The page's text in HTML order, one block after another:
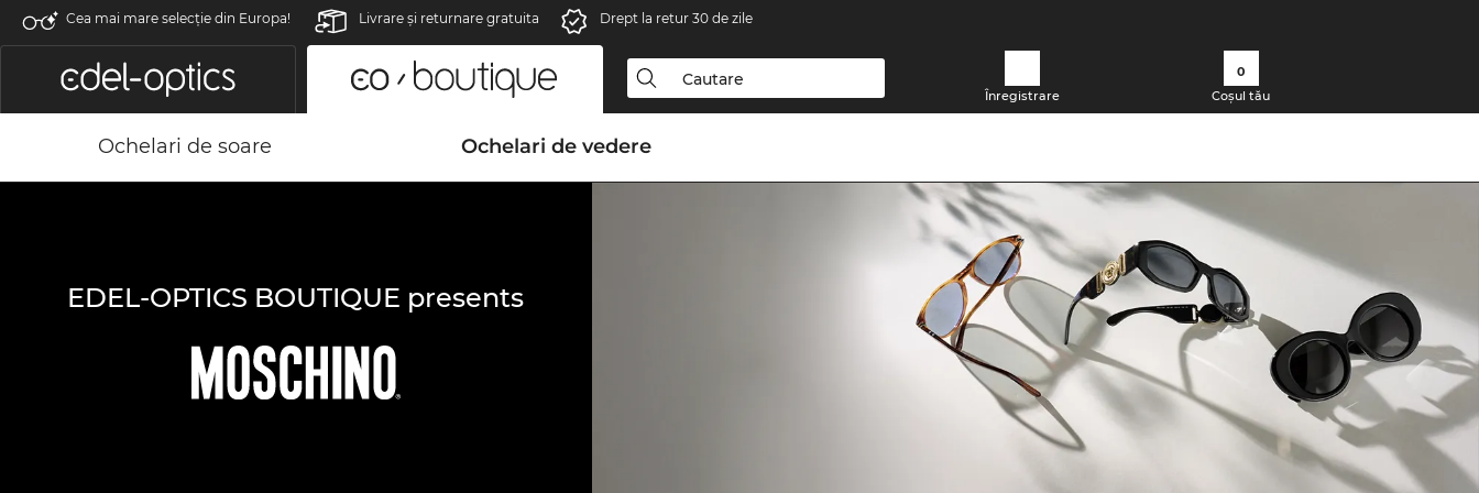
Cea mai mare selecție din Europa! Livrare şi returnare gratuita Drept la retur 30 de zile
Înregistrare
0
Coșul tău
Ochelari de soare Ochelari de vedere
EDEL-OPTICS BOUTIQUE presents